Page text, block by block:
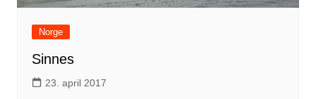
Norge
Sinnes
23. april 2017